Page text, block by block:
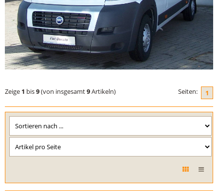
Zeige 1 bis9(von insgesamt9Artikeln) Seiten: 1